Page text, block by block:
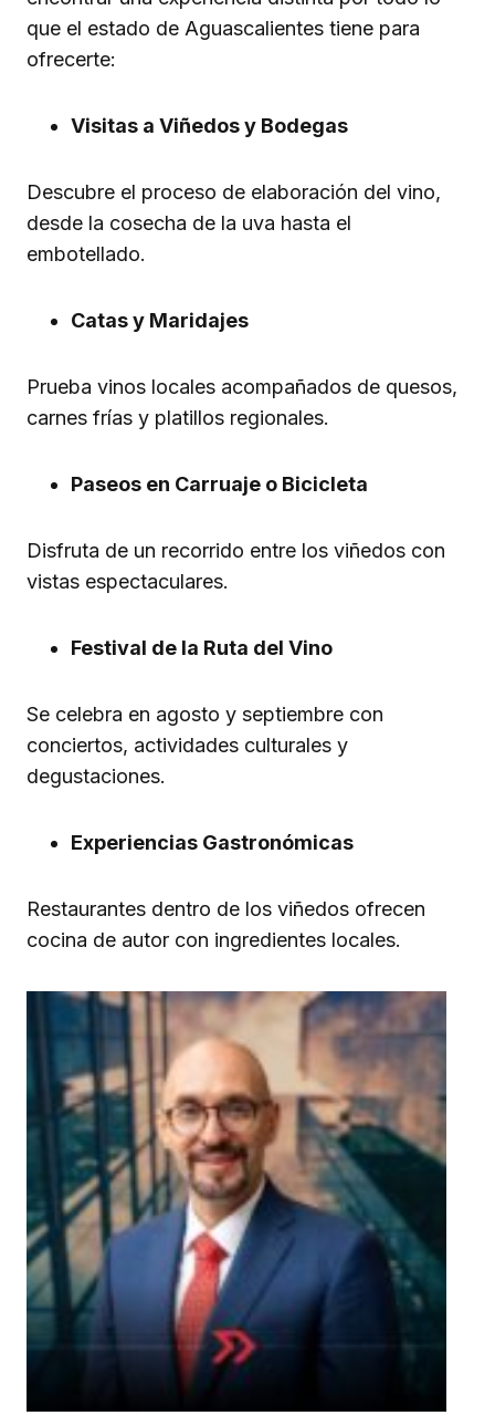
que el estado de Aguascalientes tiene para
ofrecerte:
Visitas a Viñedos y Bodegas
Descubre el proceso de elaboración del vino,
desde la cosecha de la uva hasta el
embotellado.
Catas y Maridajes
Prueba vinos locales acompañados de quesos,
carnes frías y platillos regionales.
Paseos en Carruaje o Bicicleta
Disfruta de un recorrido entre los viñedos con
vistas espectaculares.
Festival de la Ruta del Vino
Se celebra en agosto y septiembre con
conciertos, actividades culturales y
degustaciones.
Experiencias Gastronómicas
Restaurantes dentro de los viñedos ofrecen
cocina de autor con ingredientes locales.